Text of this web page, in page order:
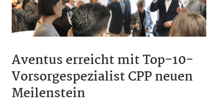
Aventus erreicht mit Top-10-
Vorsorgespezialist CPP neuen
Meilenstein